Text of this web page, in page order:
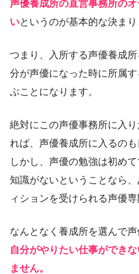
声優養成所の直営事務所の
いというのが基本的な決まり
つまり、入所する声優養成
分が声優になった時に所属
ぶことになります。
絶対にこの声優事務所に入
れば、声優養成所に入るのも
しかし、声優の勉強は初め
知識がないということなら
ィションを受けられる声優
なんとなく養成所を選んで
自分がやりたい仕事ができ
ません。